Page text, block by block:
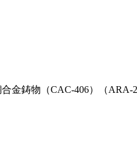
金鋳物（CAC-406）（